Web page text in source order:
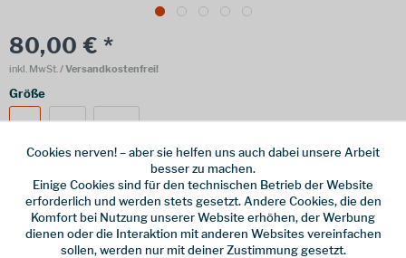
80,00 € *
inkl. MwSt./ Versandkostenfrei!
Größe
Online bestellen Ladenabholung
vorrätig | Lieferzeit 1-3 Werktage
Cookies nerven! – aber sie helfen uns auch dabei unsere Arbeit
besser zu machen.
Einige Cookies sind für den technischen Betrieb der Website
erforderlich und werden stets gesetzt. Andere Cookies, die den
Komfort bei Nutzung unserer Website erhöhen, der Werbung
dienen oder die Interaktion mit anderen Websites vereinfachen
sollen, werden nur mit deiner Zustimmung gesetzt.